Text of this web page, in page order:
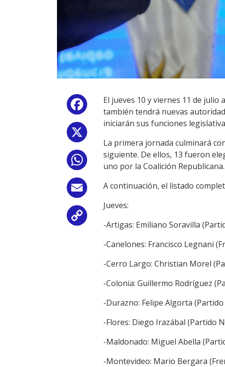
Facebook
WhatsApp
Email
El jueves 10 y viernes 11 de
también tendrá nuevas
iniciarán sus funciones
La primera jornada culminará
siguiente. De ellos, 13 fueron
uno por la Coalición Republicana.
A continuación, el listado
Jueves:
-Artigas: Emiliano Soravilla
-Canelones: Francisco Legnani
-Cerro Largo: Christian Morel
-Colonia: Guillermo Rodríguez
-Durazno: Felipe Algorta
-Flores: Diego Irazábal (Partido
-Maldonado: Miguel Abella
-Montevideo: Mario Bergara